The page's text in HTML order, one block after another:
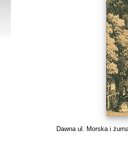
Dawna ul. Morska i